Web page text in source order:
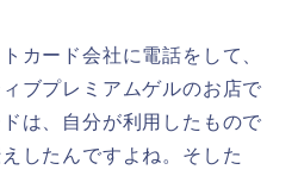
カード会社に電話をして、
ブプレミアムゲルのお店で
は、自分が利用したもので
したんですよね。そした